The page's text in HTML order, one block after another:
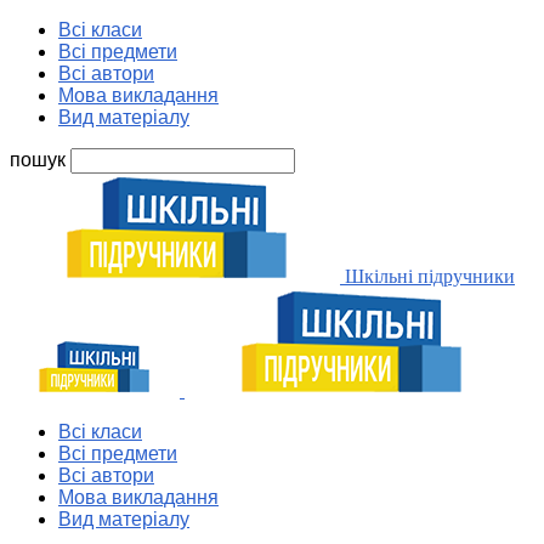
Всі класи
Всі предмети
Всі автори
Мова викладання
Вид матеріалу
пошук
Шкільні підручники
Всі класи
Всі предмети
Всі автори
Мова викладання
Вид матеріалу